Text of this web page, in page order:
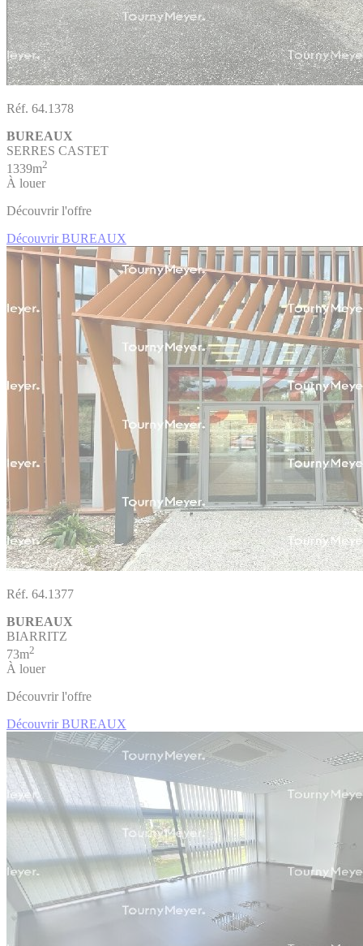
Réf. 64.1378
BUREAUX
SERRES CASTET
1339m2
À louer
Découvrir l'offre
Découvrir BUREAUX
Réf. 64.1377
BUREAUX
BIARRITZ
73m2
À louer
Découvrir l'offre
Découvrir BUREAUX